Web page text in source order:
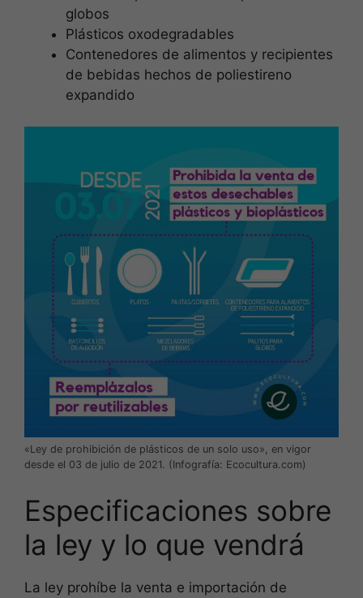
globos
Plásticos oxodegradables
Contenedores de alimentos y recipientes
de bebidas hechos de poliestireno
expandido
«Ley de prohibición de plásticos de un solo uso», en vigor
desde el 03 de julio de 2021. (Infografía: Ecocultura.com)
Especificaciones sobre
la ley y lo que vendrá
La ley prohíbe la venta e importación de